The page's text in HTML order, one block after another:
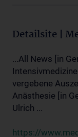
Detailsite |
...All News [in
vergebene
Anästhesie [in
Ulrich ...
https://